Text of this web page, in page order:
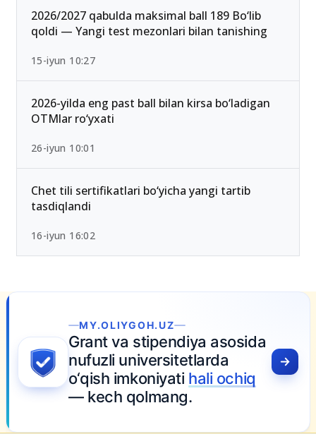
2026/2027 qabulda maksimal ball 189 Bo‘lib
qoldi — Yangi test mezonlari bilan tanishing
15-iyun 10:27
2026-yilda eng past ball bilan kirsa bo‘ladigan
OTMlar ro‘yxati
26-iyun 10:01
Chet tili sertifikatlari bo‘yicha yangi tartib
tasdiqlandi
16-iyun 16:02
MY.OLIYGOH.UZ
Grant va stipendiya asosida
nufuzli universitetlarda
o‘qish imkoniyatihali ochiq
— kech qolmang.